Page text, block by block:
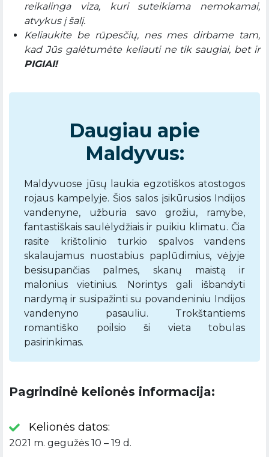
reikalinga viza, kuri suteikiama nemokamai,
atvykus į šalį.
Keliaukite be rūpesčių, nes mes dirbame tam,
kad Jūs galėtumėte keliauti ne tik saugiai, bet ir
PIGIAI!
Daugiau apie
Maldyvus:
Maldyvuose jūsų laukia egzotiškos atostogos
rojaus kampelyje. Šios salos įsikūrusios Indijos
vandenyne, užburia savo grožiu, ramybe,
fantastiškais saulėlydžiais ir puikiu klimatu. Čia
rasite krištolinio turkio spalvos vandens
skalaujamus nuostabius paplūdimius, vėjyje
besisupančias palmes, skanų maistą ir
malonius vietinius. Norintys gali išbandyti
nardymą ir susipažinti su povandeniniu Indijos
vandenyno pasauliu. Trokštantiems
romantiško poilsio ši vieta tobulas
pasirinkimas.
Pagrindinė kelionės informacija:
Kelionės datos:
2021 m. gegužės 10 – 19 d.